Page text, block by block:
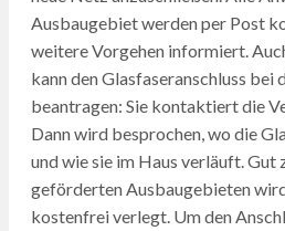
Ausbaugebiet werden per Post
weitere Vorgehen informiert.
kann den Glasfaseranschluss bei
beantragen: Sie kontaktiert die
Dann wird besprochen, wo die
und wie sie im Haus verläuft. Gut
geförderten Ausbaugebieten
kostenfrei verlegt. Um den